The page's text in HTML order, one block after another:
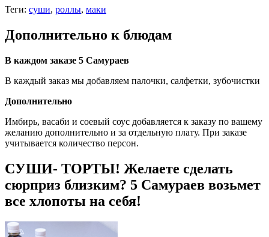
Теги: суши, роллы, маки
Дополнительно к блюдам
В каждом заказе 5 Самураев
В каждый заказ мы добавляем палочки, салфетки, зубочистки
Дополнительно
Имбирь, васаби и соевый соус добавляется к заказу по вашему
желанию дополнительно и за отдельную плату. При заказе
учитывается количество персон.
СУШИ- ТОРТЫ! Желаете сделать
сюрприз близким? 5 Самураев возьмет
все хлопоты на себя!